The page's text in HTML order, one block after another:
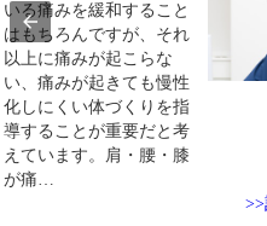
いる痛みを緩和すること
はもちろんですが、それ
以上に痛みが起こらな
い、痛みが起きても慢性
化しにくい体づくりを指
導することが重要だと考
えています。肩・腰・膝
が痛…